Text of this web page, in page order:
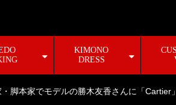
KIMONO
DRESS
脚本家でモデルの勝木友香さんに「Cartier